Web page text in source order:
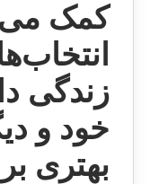
کمک
زندگی
خود و
بهتری